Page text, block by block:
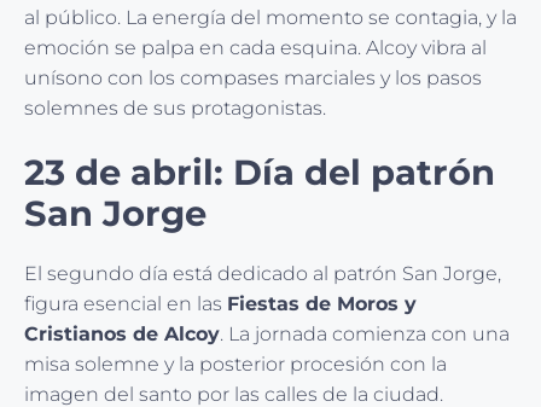
al público. La energía del momento se contagia, y la
emoción se palpa en cada esquina. Alcoy vibra al
unísono con los compases marciales y los pasos
solemnes de sus protagonistas.
23 de abril: Día del patrón
San Jorge
El segundo día está dedicado al patrón San Jorge,
figura esencial en las Fiestas de Moros y
Cristianos de Alcoy. La jornada comienza con una
misa solemne y la posterior procesión con la
imagen del santo por las calles de la ciudad.